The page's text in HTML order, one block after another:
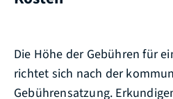
Die Höhe der Gebühren für
richtet sich nach der
Gebührensatzung.